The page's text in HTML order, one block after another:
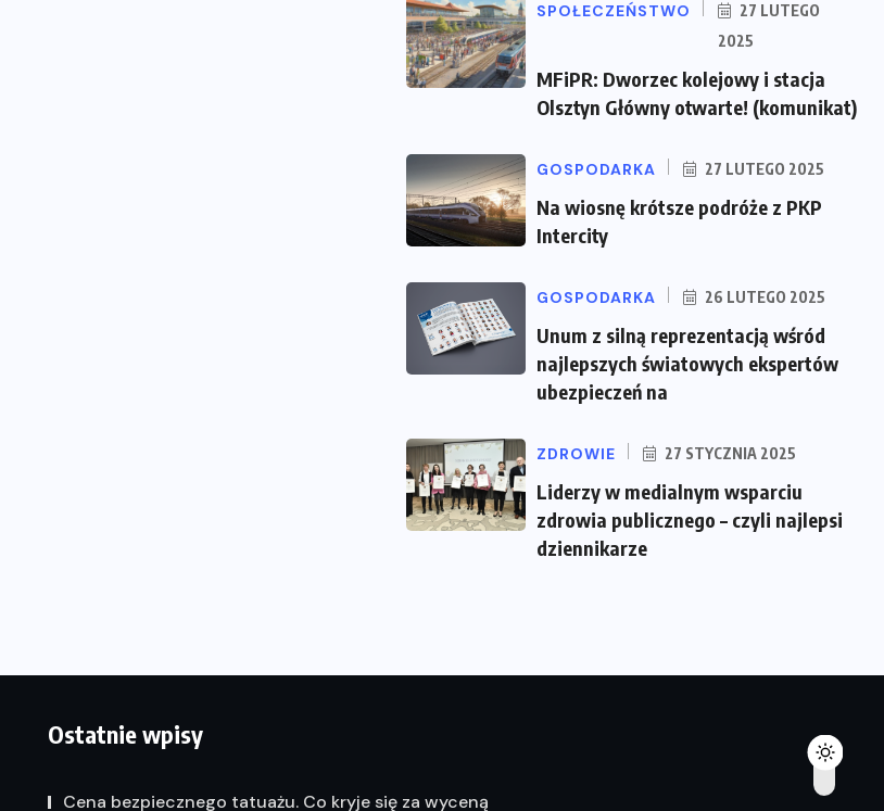
SPOŁECZEŃSTWO
27 LUTEGO
2025
MFiPR: Dworzec kolejowy i stacja
Olsztyn Główny otwarte! (komunikat)
GOSPODARKA 27 LUTEGO 2025
Na wiosnę krótsze podróże z PKP
Intercity
GOSPODARKA 26 LUTEGO 2025
Unum z silną reprezentacją wśród
najlepszych światowych ekspertów
ubezpieczeń na
ZDROWIE 27 STYCZNIA 2025
Liderzy w medialnym wsparciu
zdrowia publicznego – czyli najlepsi
dziennikarze
Ostatnie wpisy
Cena bezpiecznego tatuażu. Co kryje się za wyceną